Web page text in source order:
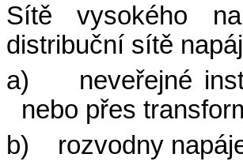
Sítě vysokého
distribuční sítě
a)
neveřejné
nebo přes
b)
rozvodny